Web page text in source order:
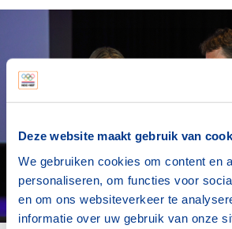
Deze website maakt gebruik van
We gebruiken cookies om content en
personaliseren, om functies voor
en om ons websiteverkeer te
informatie over uw gebruik van onze